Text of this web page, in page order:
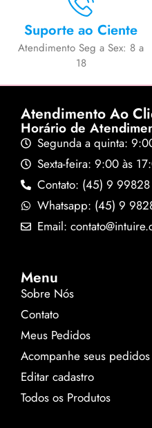
Suporte ao Ciente
Atendimento Seg a Sex: 8 a
18
Atendimento Ao
Horário de
Segunda a quinta:
Sexta-feira: 9:00 às
Contato: (45) 9
Whatsapp: (45) 9
Email:
Menu
Sobre Nós
Contato
Meus Pedidos
Acompanhe seus pedidos
Editar cadastro
Todos os Produtos